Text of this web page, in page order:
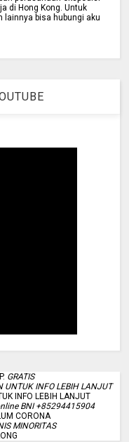
di Hong Kong. Untuk
lainnya bisa hubungi aku
GRATIS
UNTUK INFO LEBIH LANJUT
INFO LEBIH LANJUT
BNI +85294415904
CORONA
MINORITAS